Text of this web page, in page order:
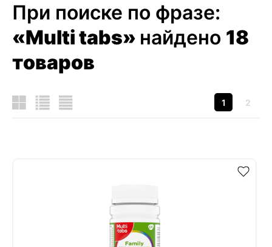
При поиске по фразе:
«Multi tabs» найдено 18
товаров
1 2